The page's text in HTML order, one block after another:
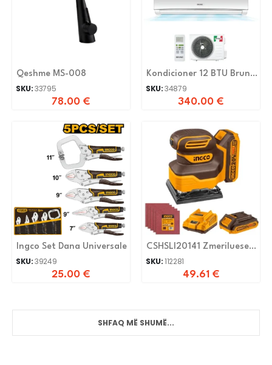
Qeshme MS-008
SKU:33795
78.00 €
Kondicioner 12 BTU Bruno
-20 C
SKU:34879
340.00 €
Ingco Set Dana Universale
SKU:39249
25.00 €
CSHSLI20141 Zmeriluese
20V 1x Bateri 2.0Ah
SKU:112281
49.61 €
SHFAQ MË SHUMË...